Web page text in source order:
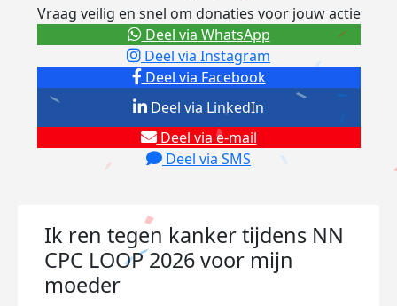
Vraag veilig en snel om donaties voor jouw actie
Deel via Facebook
Deel via Instagram
Deel via e-mail
Deel via SMS
Deel via LinkedIn
Deel via WhatsApp
Ik ren tegen kanker tijdens NN
CPC LOOP 2026 voor mijn
moeder